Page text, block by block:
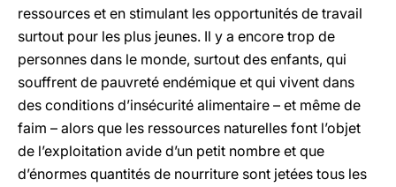
ressources et en stimulant les opportunités de travail
surtout pour les plus jeunes. Il y a encore trop de
personnes dans le monde, surtout des enfants, qui
souffrent de pauvreté endémique et qui vivent dans
des conditions d’insécurité alimentaire – et même de
faim – alors que les ressources naturelles font l’objet
de l’exploitation avide d’un petit nombre et que
d’énormes quantités de nourriture sont jetées tous les